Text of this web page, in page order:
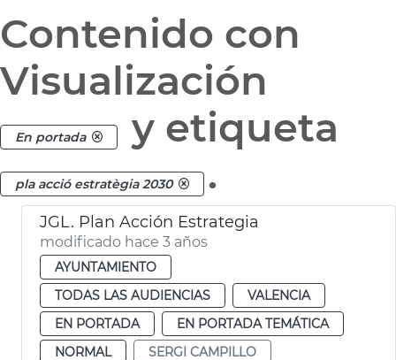
Contenido con
Visualización
En portada y etiqueta
pla acció estratègia 2030 .
JGL. Plan Acción Estrategia
modificado hace 3 años
AYUNTAMIENTO
TODAS LAS AUDIENCIAS
VALENCIA
EN PORTADA
EN PORTADA TEMÁTICA
NORMAL
SERGI CAMPILLO